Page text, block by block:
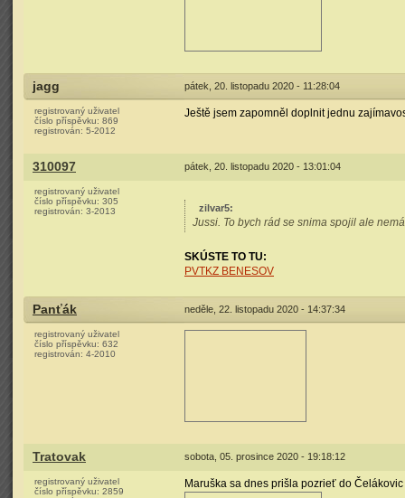
jagg pátek, 20. listopadu 2020 - 11:28:04
registrovaný uživatel
číslo příspěvku: 869
registrován: 5-2012
Ještě jsem zapomněl doplnit jednu
310097 pátek, 20. listopadu 2020 - 13:01:04
registrovaný uživatel
číslo příspěvku: 305
registrován: 3-2013 zilvar5:
Jussi. To bych rád se snima spojil ale
SKÚSTE TO TU:
PVTKZ BENESOV
Panťák neděle, 22. listopadu 2020 - 14:37:34
registrovaný uživatel
číslo příspěvku: 632
registrován: 4-2010
Tratovak sobota, 05. prosince 2020 - 19:18:12
registrovaný uživatel
číslo příspěvku: 2859
Maruška sa dnes prišla pozrieť do